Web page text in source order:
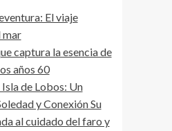
El viaje
mar
captura la esencia de
años 60
de Lobos: Un
y Conexión Su
al cuidado del faro y